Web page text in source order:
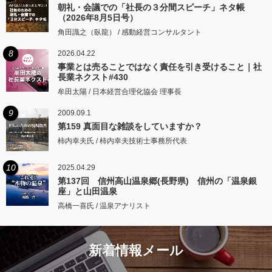
朝礼・会議での「社長の３分間スピーチ」ネタ帳
（2026年8月5日号）
角田識之（臥龍） / 感動経営コンサルタント
8 2026.04.22
事業とは売ることではなく責任を引き受けること｜社
長業ネクスト#430
牟田太陽 / 日本経営合理化協会 理事長
9 2009.09.1
第159 真面目な雑談をしていますか？
柿内幸夫氏 / 柿内幸夫技術士事務所代表
10 2025.04.29
第137回 信州高山温泉郷(長野県) 信州の「温泉銀
座」と山田温泉
高橋一喜氏 / 温泉アナリスト
新着情報メール